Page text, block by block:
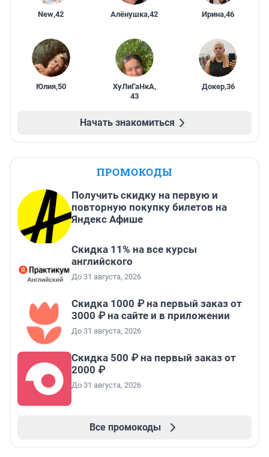
New,42 Алёнушка,42 Ирина,46
Юлия,50 ХуЛиГаНкА,
43
Докер,36
Начать знакомиться
ПРОМОКОДЫ
Получить скидку на первую и
повторную покупку билетов на
Яндекс Афише
Скидка 11% на все курсы
английского
До 31 августа, 2026
Скидка 1000 ₽ на первый заказ от
3000 ₽ на сайте и в приложении
До 31 августа, 2026
Скидка 500 ₽ на первый заказ от
2000 ₽
До 31 августа, 2026
Все промокоды